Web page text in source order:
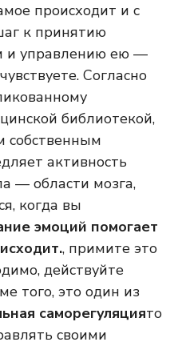
происходит и с
к принятию
и управлению ею —
Согласно
библиотекой,
собственным
активность
— области мозга,
когда вы
эмоций помогает
, примите это
действуйте
того, это один из
саморегуляциято
своими